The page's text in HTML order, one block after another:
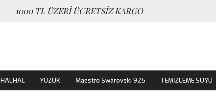
1000 TL ÜZERİ ÜCRETSİZ KARGO
HALHAL YÜZÜK Maestro Swarovski 925 TEMİZLEME SUYU